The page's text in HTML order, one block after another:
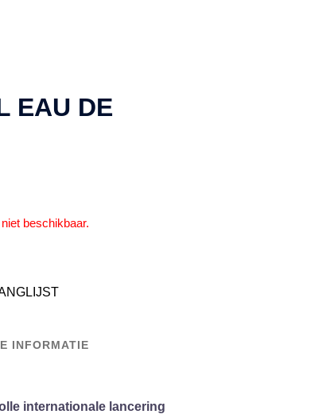
EAU DE
beschikbaar.
INFORMATIE
internationale lancering